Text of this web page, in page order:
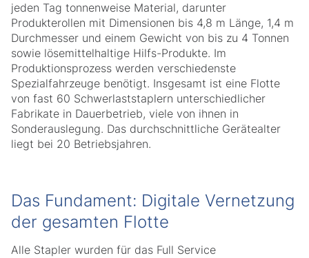
jeden Tag tonnenweise Material, darunter
Produkterollen mit Dimensionen bis 4,8 m Länge, 1,4 m
Durchmesser und einem Gewicht von bis zu 4 Tonnen
sowie lösemittelhaltige Hilfs-Produkte. Im
Produktionsprozess werden verschiedenste
Spezialfahrzeuge benötigt. Insgesamt ist eine Flotte
von fast 60 Schwerlaststaplern unterschiedlicher
Fabrikate in Dauerbetrieb, viele von ihnen in
Sonderauslegung. Das durchschnittliche Gerätealter
liegt bei 20 Betriebsjahren.
Das Fundament: Digitale Vernetzung
der gesamten Flotte
Alle Stapler wurden für das Full Service